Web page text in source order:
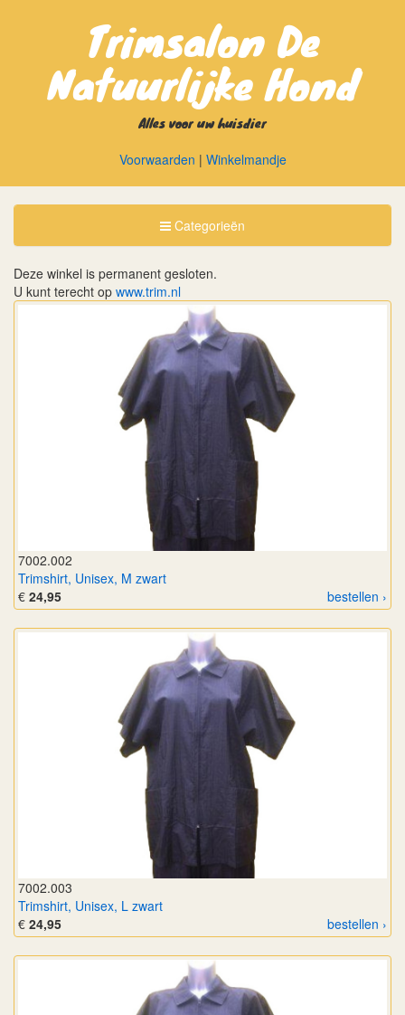
Trimsalon De
Natuurlijke Hond
Alles voor uw huisdier
Voorwaarden | Winkelmandje
Toggle
Categorieën
Categorieën
Deze winkel is permanent gesloten.
U kunt terecht op www.trim.nl
7002.002
Trimshirt, Unisex, M zwart
bestellen ›
€ 24,95
7002.003
Trimshirt, Unisex, L zwart
bestellen ›
€ 24,95